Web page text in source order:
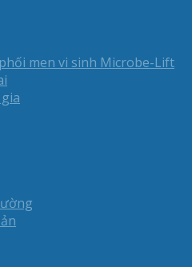
men vi sinh Microbe-Lift